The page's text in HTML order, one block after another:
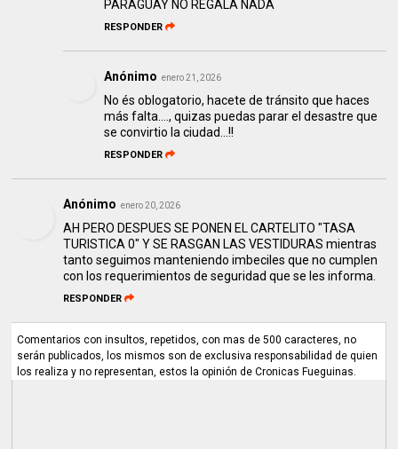
PARAGUAY NO REGALA NADA
RESPONDER
Anónimo enero 21, 2026
No és oblogatorio, hacete de tránsito que haces
más falta...., quizas puedas parar el desastre que
se convirtio la ciudad...!!
RESPONDER
Anónimo enero 20, 2026
AH PERO DESPUES SE PONEN EL CARTELITO "TASA
TURISTICA 0" Y SE RASGAN LAS VESTIDURAS mientras
tanto seguimos manteniendo imbeciles que no cumplen
con los requerimientos de seguridad que se les informa.
RESPONDER
Comentarios con insultos, repetidos, con mas de 500 caracteres, no
serán publicados, los mismos son de exclusiva responsabilidad de quien
los realiza y no representan, estos la opinión de Cronicas Fueguinas.